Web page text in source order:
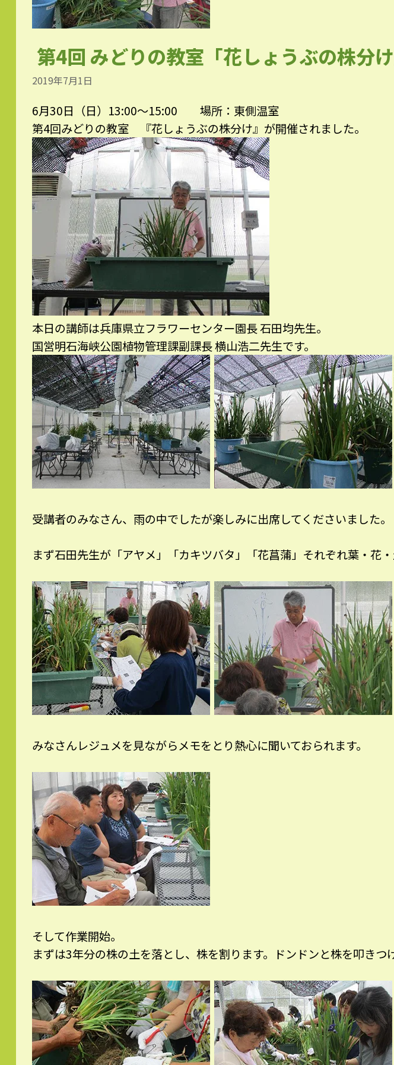
第4回 みどりの教室「花しょうぶの株分
2019年7月1日
6月30日（日）13:00〜15:00 場所：東側温室
第4回みどりの教室 『花しょうぶの株分け』が開催されました。
本日の講師は兵庫県立フラワーセンター園長石田均先生。
国営明石海峡公園植物管理課副課長 横山浩二先生です。
受講者のみなさん、雨の中でしたが楽しみに出席してくださいました。
まず石田先生が「アヤメ」「カキツバタ」「花菖蒲」それぞれ葉・花
みなさんレジュメを見ながらメモをとり熱心に聞いておられます。
そして作業開始。
まずは3年分の株の土を落とし、株を割ります。ドンドンと株を叩きつ